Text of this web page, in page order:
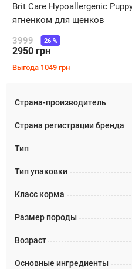
Страна-производитель
Страна регистрации бренда
Тип
Тип упаковки
Класс корма
Размер породы
Возраст
Основные ингредиенты
Brit Care Hypoallergenic
ягненком для щенков
3999
2950 грн
26%
Выгода 1049 грн